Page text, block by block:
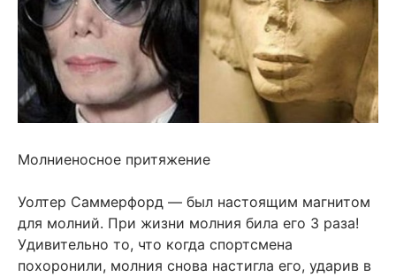
Молниеносное притяжение
Уолтер Саммерфорд — был настоящим магнитом
для молний. При жизни молния била его 3 раза!
Удивительно то, что когда спортсмена
похоронили, молния снова настигла его, ударив в